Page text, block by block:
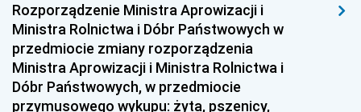
Rozporządzenie Ministra Aprowizacji i
Ministra Rolnictwa i Dóbr Państwowych w
przedmiocie zmiany rozporządzenia
Ministra Aprowizacji i Ministra Rolnictwa i
Dóbr Państwowych, w przedmiocie
przymusowego wykupu: żyta, pszenicy,